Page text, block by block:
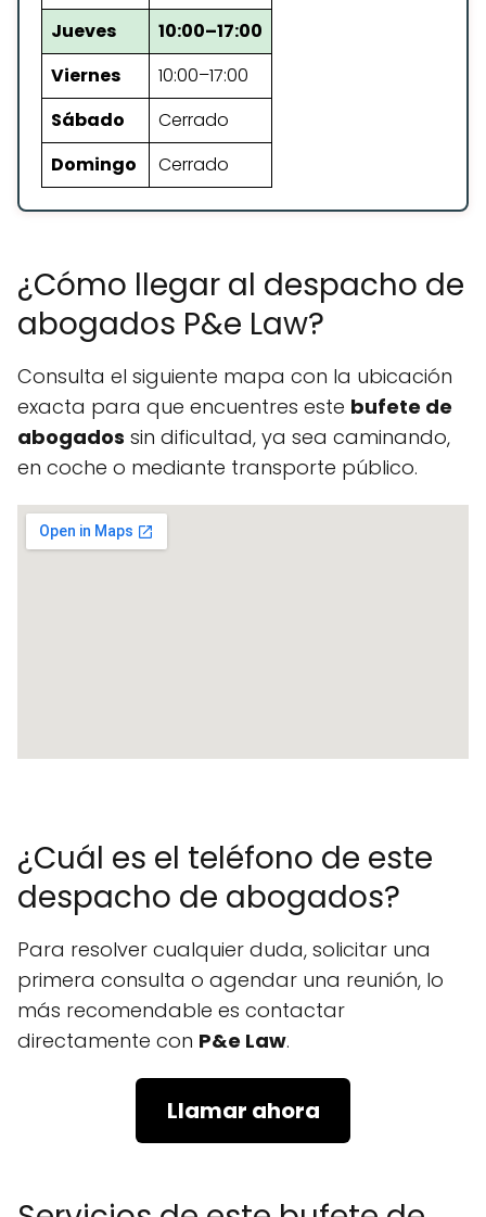
Jueves
10:00–17:00
Viernes
10:00–17:00
Sábado
Cerrado
Domingo
Cerrado
¿Cómo llegar al despacho de
abogados P&e Law?
Consulta el siguiente mapa con la ubicación
exacta para que encuentres este bufete de
abogados sin dificultad, ya sea caminando,
en coche o mediante transporte público.
¿Cuál es el teléfono de este
despacho de abogados?
Para resolver cualquier duda, solicitar una
primera consulta o agendar una reunión, lo
más recomendable es contactar
directamente con P&e Law.
Llamar ahora